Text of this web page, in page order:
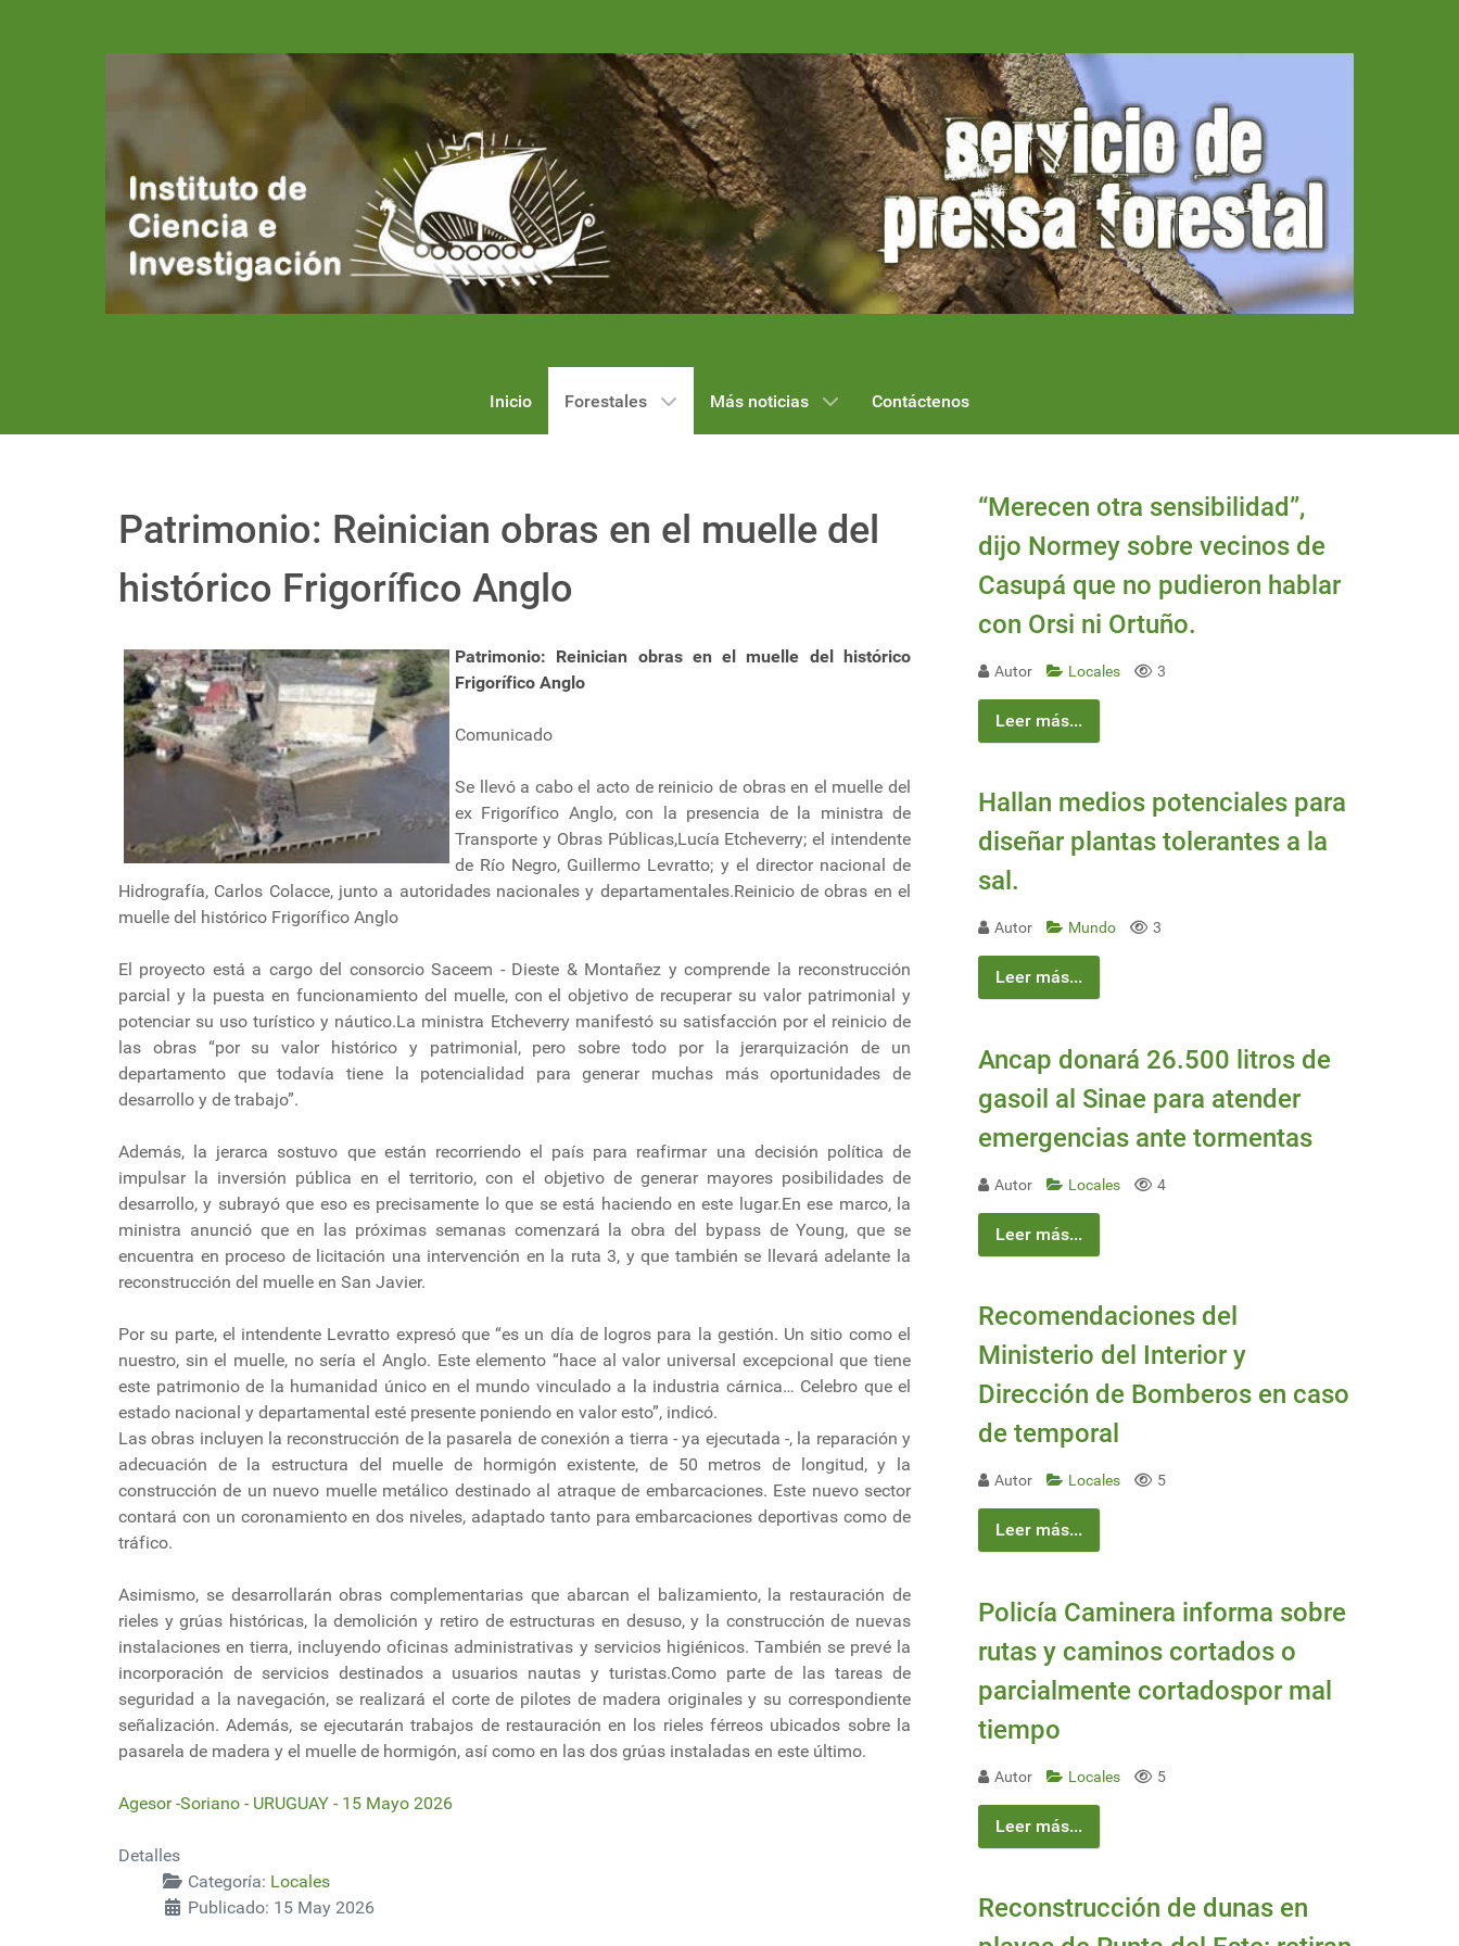
Inicio Forestales Más noticias Contáctenos
Patrimonio: Reinician obras en el muelle del
histórico Frigorífico Anglo
Patrimonio: Reinician obras en el muelle del histórico
Frigorífico Anglo
Comunicado
Se llevó a cabo el acto de reinicio de obras en el muelle del
ex Frigorífico Anglo, con la presencia de la ministra de
Transporte y Obras Públicas,Lucía Etcheverry; el intendente
de Río Negro, Guillermo Levratto; y el director nacional de
Hidrografía, Carlos Colacce, junto a autoridades nacionales y departamentales.Reinicio de obras en el
muelle del histórico Frigorífico Anglo
El proyecto está a cargo del consorcio Saceem - Dieste & Montañez y comprende la reconstrucción
parcial y la puesta en funcionamiento del muelle, con el objetivo de recuperar su valor patrimonial y
potenciar su uso turístico y náutico.La ministra Etcheverry manifestó su satisfacción por el reinicio de
las obras “por su valor histórico y patrimonial, pero sobre todo por la jerarquización de un
departamento que todavía tiene la potencialidad para generar muchas más oportunidades de
desarrollo y de trabajo”.
Además, la jerarca sostuvo que están recorriendo el país para reafirmar una decisión política de
impulsar la inversión pública en el territorio, con el objetivo de generar mayores posibilidades de
desarrollo, y subrayó que eso es precisamente lo que se está haciendo en este lugar.En ese marco, la
ministra anunció que en las próximas semanas comenzará la obra del bypass de Young, que se
encuentra en proceso de licitación una intervención en la ruta 3, y que también se llevará adelante la
reconstrucción del muelle en San Javier.
Por su parte, el intendente Levratto expresó que “es un día de logros para la gestión. Un sitio como el
nuestro, sin el muelle, no sería el Anglo. Este elemento “hace al valor universal excepcional que tiene
este patrimonio de la humanidad único en el mundo vinculado a la industria cárnica… Celebro que el
estado nacional y departamental esté presente poniendo en valor esto”, indicó.
Las obras incluyen la reconstrucción de la pasarela de conexión a tierra - ya ejecutada -, la reparación y
adecuación de la estructura del muelle de hormigón existente, de 50 metros de longitud, y la
construcción de un nuevo muelle metálico destinado al atraque de embarcaciones. Este nuevo sector
contará con un coronamiento en dos niveles, adaptado tanto para embarcaciones deportivas como de
tráfico.
Asimismo, se desarrollarán obras complementarias que abarcan el balizamiento, la restauración de
rieles y grúas históricas, la demolición y retiro de estructuras en desuso, y la construcción de nuevas
instalaciones en tierra, incluyendo oficinas administrativas y servicios higiénicos. También se prevé la
incorporación de servicios destinados a usuarios nautas y turistas.Como parte de las tareas de
seguridad a la navegación, se realizará el corte de pilotes de madera originales y su correspondiente
señalización. Además, se ejecutarán trabajos de restauración en los rieles férreos ubicados sobre la
pasarela de madera y el muelle de hormigón, así como en las dos grúas instaladas en este último.
Agesor -Soriano - URUGUAY - 15 Mayo 2026
Detalles
Categoría: Locales
Publicado: 15 May 2026
“Merecen otra sensibilidad”,
dijo Normey sobre vecinos de
Casupá que no pudieron hablar
con Orsi ni Ortuño.
Autor Locales 3
Leer más...
Hallan medios potenciales para
diseñar plantas tolerantes a la
sal.
Autor Mundo 3
Leer más...
Ancap donará 26.500 litros de
gasoil al Sinae para atender
emergencias ante tormentas
Autor Locales 4
Leer más...
Recomendaciones del
Ministerio del Interior y
Dirección de Bomberos en caso
de temporal
Autor Locales 5
Leer más...
Policía Caminera informa sobre
rutas y caminos cortados o
parcialmente cortadospor mal
tiempo
Autor Locales 5
Leer más...
Reconstrucción de dunas en